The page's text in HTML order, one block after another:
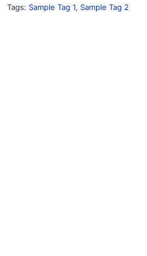
Tags: Sample Tag 1, Sample Tag 2